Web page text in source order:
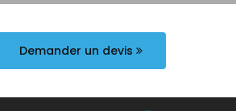
Demander un devis